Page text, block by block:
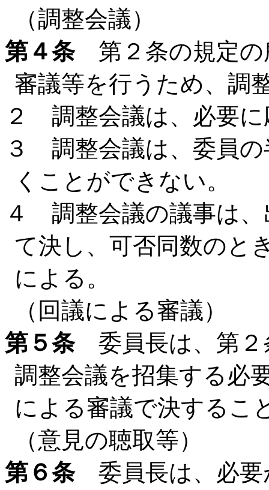
（調整会議）
第４条第２条の規定の
審議等を行うため、調
２ 調整会議は、必要
３ 調整会議は、委員の
くことができない。
４ 調整会議の議事は、
て決し、可否同数のと
による。
（回議による審議）
第５条委員長は、第２
調整会議を招集する必
による審議で決するこ
（意見の聴取等）
第６条委員長は、必要